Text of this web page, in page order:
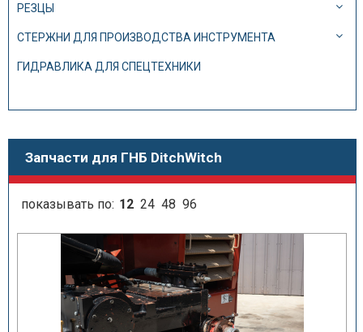
РЕЗЦЫ
СТЕРЖНИ ДЛЯ ПРОИЗВОДСТВА ИНСТРУМЕНТА
ГИДРАВЛИКА ДЛЯ СПЕЦТЕХНИКИ
Запчасти для ГНБ DitchWitch
показывать по: 12 24 48 96